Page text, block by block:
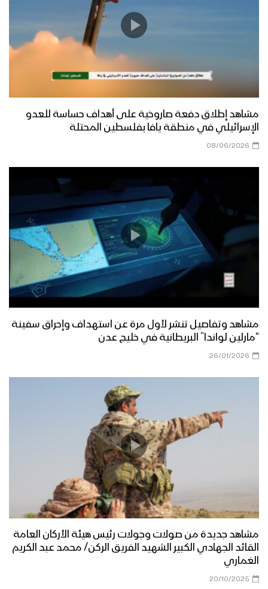
مشاهد إطلاق دفعة صاروخية على أهداف حساسة للعدو
الإسرائيلي في منطقة يافا بفلسطين المحتلة
08/06/2026
مشاهد وتفاصيل تنشر لأول مرة عن استهداف وإحراق سفينة
“مارلين لواندا” البريطانية في خليج عدن
26/01/2026
مشاهد جديدة من صولات وجولات رئيس هيئة الأركان العامة
القائد الجهادي الكبير الشهيد الفريق الركن/ محمد عبد الكريم
الغماري
20/10/2025